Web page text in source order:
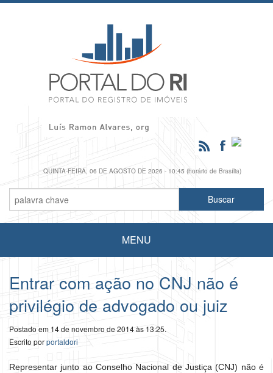
QUINTA-FEIRA, 06 DE AGOSTO DE 2026 - 10:45 (horário de Brasília)
MENU
Entrar com ação no CNJ não é
privilégio de advogado ou juiz
Postado em 14 de novembro de 2014 às 13:25.
Escrito porportaldori
Representar junto ao Conselho Nacional de Justiça (CNJ) não é